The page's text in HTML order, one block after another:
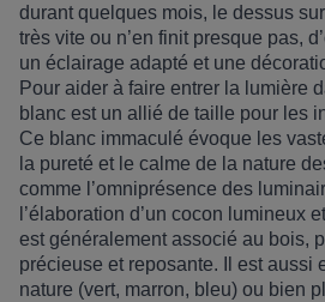
durant quelques mois, le dessus
très vite ou n’en finit presque pas, d
un éclairage adapté et une
Pour aider à faire entrer la lumière
blanc est un allié de taille pour les
Ce blanc immaculé évoque les
la pureté et le calme de la nature
comme l ’omniprésence des
’élaboration d’un cocon lumineux
est généralement associé au bois,
précieuse et reposante. Il est aussi
nature (vert, marron, bleu) ou bien